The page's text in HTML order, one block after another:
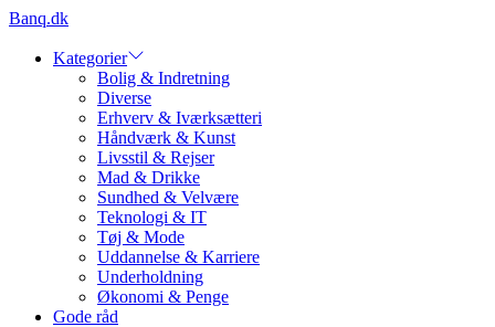
Skip
content
Banq.dk
Kategorier
Bolig & Indretning
Diverse
Erhverv & Iværksætteri
Håndværk & Kunst
Livsstil & Rejser
Mad & Drikke
Sundhed & Velvære
Teknologi & IT
Tøj & Mode
Uddannelse & Karriere
Underholdning
Økonomi & Penge
Gode råd